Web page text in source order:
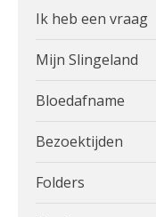
Ik heb een vraag
Mijn Slingeland
Bloedafname
Bezoektijden
Folders